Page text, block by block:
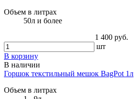
Объем в литрах
50л и более
1 400 руб.
шт
В корзину
В наличии
Горшок текстильный мешок BagPot 1л
Объем в литрах